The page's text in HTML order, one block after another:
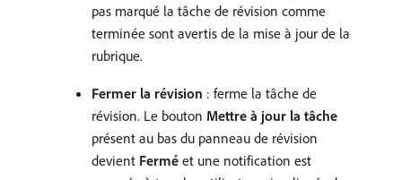
pas marqué la tâche de révision comme
terminée sont avertis de la mise à jour de la
rubrique.
Fermer la révision : ferme la tâche de
révision. Le bouton Mettre à jour la tâche
présent au bas du panneau de révision
devient Fermé et une notification est